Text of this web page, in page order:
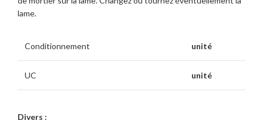
lame.
Conditionnement unité
UC unité
Divers :